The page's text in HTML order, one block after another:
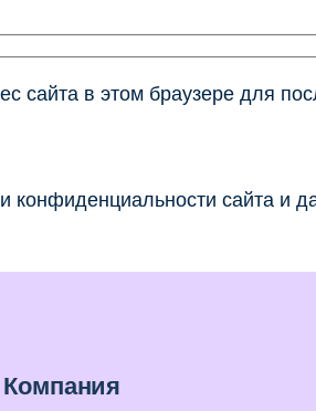
сайта в этом браузере для
конфиденциальности сайта и
Компания